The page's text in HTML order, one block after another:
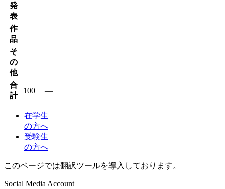
発
表
作
品
そ
の
他
合
計
100 ―
在学生
の方へ
受験生
の方へ
このページでは翻訳ツールを導入しております。
Social Media Account